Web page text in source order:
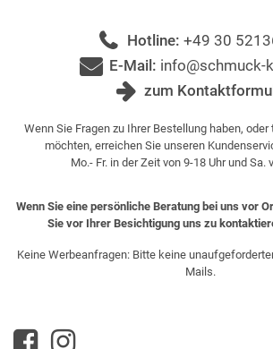
Hotline: +49 30
E-Mail: info@schmuck-
zum
Wenn Sie Fragen zu Ihrer Bestellung haben,
möchten, erreichen Sie unseren
Mo.- Fr. in der Zeit von 9-18 Uhr und Sa.
Wenn Sie eine persönliche Beratung bei uns vor
Sie vor Ihrer Besichtigung uns zu
Keine Werbeanfragen: Bitte keine
Mails.